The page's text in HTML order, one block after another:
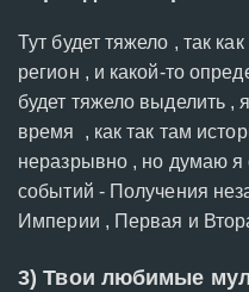
Тут будет тяжело , так
регион , и какой-то
будет тяжело выделить
время , как так там
неразрывно , но думаю я
событий - Получения
Империи , Первая и
3) Твои любимые